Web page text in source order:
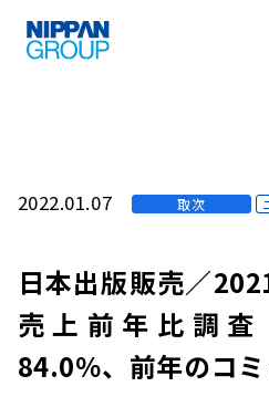
2022.01.07 取次
日本出版販売／
売上前年比調
84.0％、前年のコ